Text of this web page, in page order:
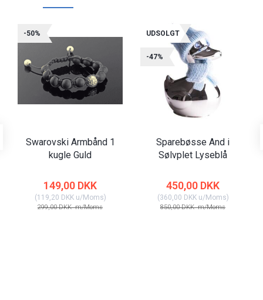
-50%
Swarovski Armbånd 1
kugle Guld
149,00 DKK
(119,20 DKKu/Moms)
299,00 DKKm/Moms
UDSOLGT
-47%
Sparebøsse And i
Sølvplet Lyseblå
450,00 DKK
(360,00 DKKu/Moms)
850,00 DKKm/Moms